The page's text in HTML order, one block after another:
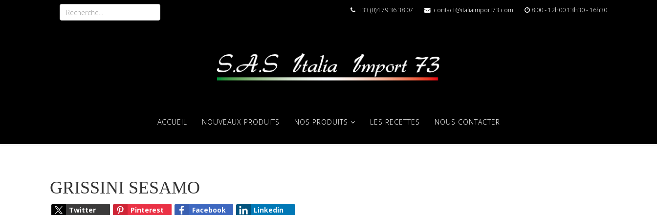
+33 (0)4 79 36 38 07 contact@italiaimport73.com 8:00 - 12h00 13h30 - 16h30
ACCUEIL NOUVEAUX PRODUITS NOS PRODUITS LES RECETTES NOUS CONTACTER
GRISSINI SESAMO
Twitter Pinterest Facebook Linkedin